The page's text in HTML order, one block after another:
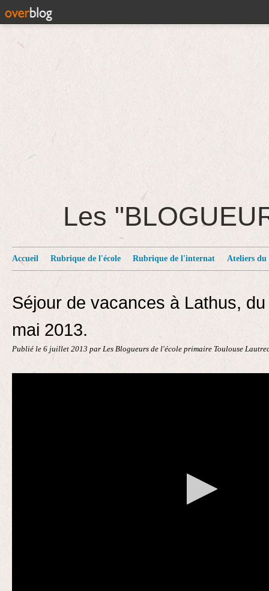
Les
Accueil Rubrique de l'école Rubrique de l'internat Ateliers du
Séjour de vacances à Lathus,
mai 2013.
Publié le 6 juillet 2013 par Les Blogueurs de l'école primaire Toulouse